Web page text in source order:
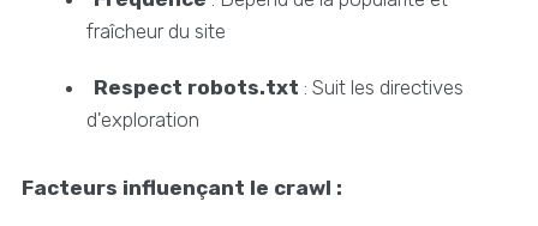
fraîcheur du site
Respect robots.txt : Suit les directives
d'exploration
Facteurs influençant le crawl :